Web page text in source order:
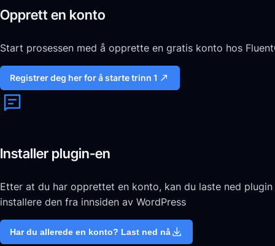
Opprett en konto
Start prosessen med å opprette en gratis konto hos
Registrer deg her for å starte trinn 1
Installer plugin-en
Etter at du har opprettet en konto, kan du laste ned
installere den fra innsiden av WordPress
Har du allerede en konto? Last ned nå